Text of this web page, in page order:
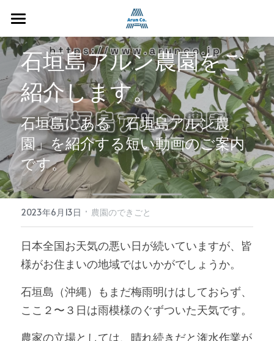
HOME
Restaurant
Guestroom
石垣島ゲストルームアルン
お部屋紹介
ゲストレビュー
よくあるご質問
Farm
石垣島アルン農園
無農薬グァバ
農園の歴史
農園ブログ
検索
石垣島アルン農園をご
紹介します。
石垣島にある「石垣島アルン農
園」を紹介する短い動画のご案内
です。
2023年6月13日 · 農園のできごと
日本全国お天気の悪い日が続いていますが、皆
様がお住まいの地域ではいかがでしょうか。
石垣島（沖縄）もまだ梅雨明けはしておらず、
ここ２〜３日は雨模様のぐずついた天気です。
農家の立場としては、晴れ続きだと潅水作業が